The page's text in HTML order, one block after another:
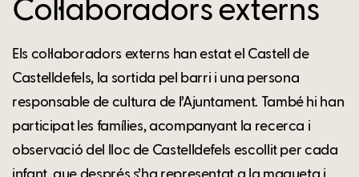
Col·laboradors externs
Els col·laboradors externs han estat el Castell de
Castelldefels, la sortida pel barri i una persona
responsable de cultura de l’Ajuntament. També hi han
participat les famílies, acompanyant la recerca i
observació del lloc de Castelldefels escollit per cada